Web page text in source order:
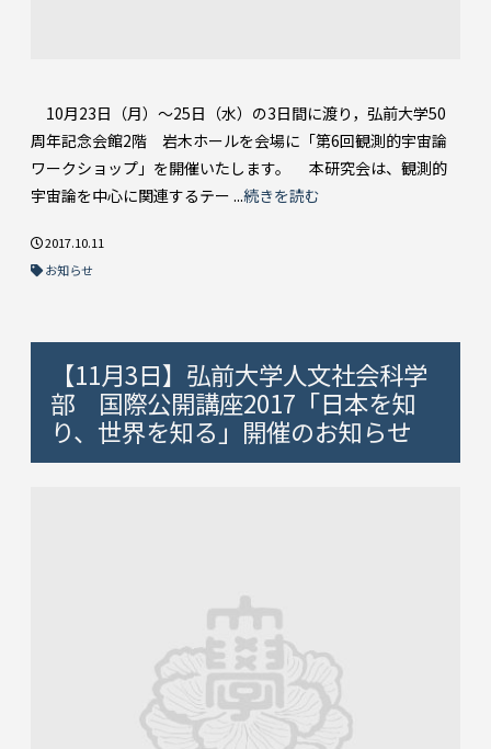
10月23日（月）～25日（水）の3日間に渡り，弘前大学50
周年記念会館2階 岩木ホールを会場に「第6回観測的宇宙論
ワークショップ」を開催いたします。 本研究会は、観測的
宇宙論を中心に関連するテー ...続きを読む
2017.10.11
お知らせ
【11月3日】弘前大学人文社会科学
部 国際公開講座2017「日本を知
り、世界を知る」開催のお知らせ